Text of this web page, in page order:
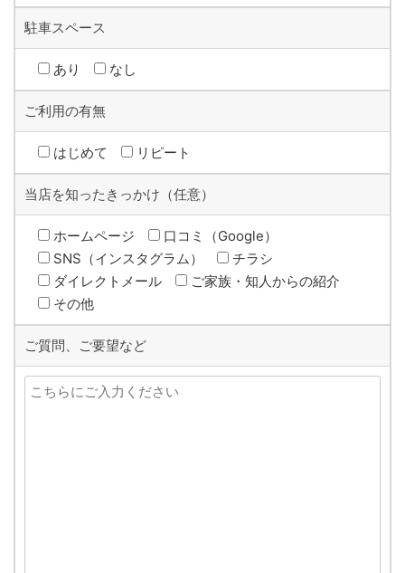
駐車スペース
あり なし
ご利用の有無
はじめて リピート
当店を知ったきっかけ（任意）
ホームページ
口コミ（Google）
SNS（インスタグラム）
チラシ
ダイレクトメール
ご家族・知人からの紹介
その他
ご質問、ご要望など